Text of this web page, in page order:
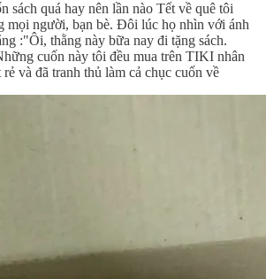
sách quá hay nên lần nào Tết về quê tôi
mọi người, bạn bè. Đôi lúc họ nhìn với ánh
:"Ôi, thằng này bữa nay đi tặng sách.
cuốn này tôi đều mua trên TIKI nhân
và đã tranh thủ làm cả chục cuốn về